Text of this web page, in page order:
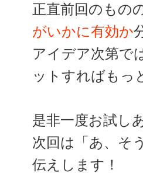
正直前回のもの
がいかに有効か
アイデア次第で
ットすればもっ
是非一度お試し
次回は「あ、そ
伝えします！